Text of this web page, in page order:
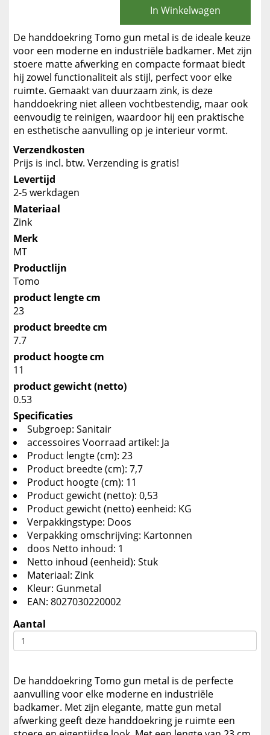
In Winkelwagen
De handdoekring Tomo gun metal is de ideale keuze
voor een moderne en industriële badkamer. Met zijn
stoere matte afwerking en compacte formaat biedt
hij zowel functionaliteit als stijl, perfect voor elke
ruimte. Gemaakt van duurzaam zink, is deze
handdoekring niet alleen vochtbestendig, maar ook
eenvoudig te reinigen, waardoor hij een praktische
en esthetische aanvulling op je interieur vormt.
Verzendkosten
Prijs is incl. btw. Verzending is gratis!
Levertijd
2-5 werkdagen
Materiaal
Zink
Merk
MT
Productlijn
Tomo
product lengte cm
23
product breedte cm
7.7
product hoogte cm
11
product gewicht (netto)
0.53
Specificaties
Subgroep: Sanitair
accessoires Voorraad artikel: Ja
Product lengte (cm): 23
Product breedte (cm): 7,7
Product hoogte (cm): 11
Product gewicht (netto): 0,53
Product gewicht (netto) eenheid: KG
Verpakkingstype: Doos
Verpakking omschrijving: Kartonnen
doos Netto inhoud: 1
Netto inhoud (eenheid): Stuk
Materiaal: Zink
Kleur: Gunmetal
EAN: 8027030220002
Aantal
De handdoekring Tomo gun metal is de perfecte
aanvulling voor elke moderne en industriële
badkamer. Met zijn elegante, matte gun metal
afwerking geeft deze handdoekring je ruimte een